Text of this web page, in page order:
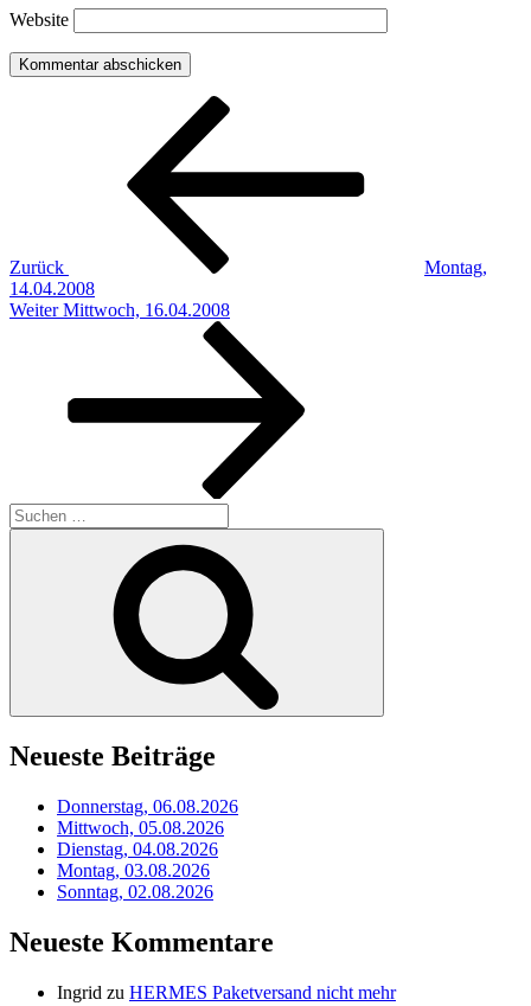
Website
Beitragsnavigation
Zurück
Montag,
14.04.2008
Nächster
Weiter Mittwoch, 16.04.2008
Suchen
nach:
Neueste Beiträge
Donnerstag, 06.08.2026
Mittwoch, 05.08.2026
Dienstag, 04.08.2026
Montag, 03.08.2026
Sonntag, 02.08.2026
Neueste Kommentare
Ingrid zu HERMES Paketversand nicht mehr